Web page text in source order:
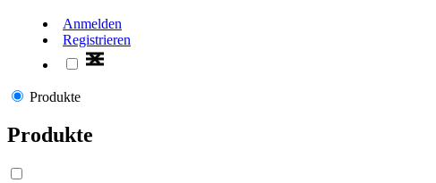
Anmelden
Registrieren
Produkte
Produkte